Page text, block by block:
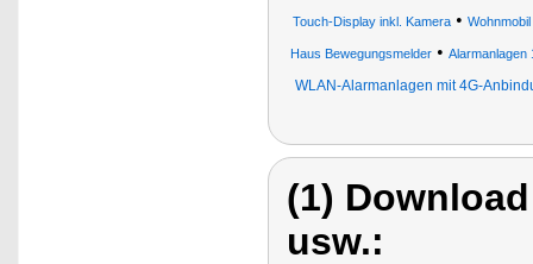
Touch-Display inkl. Kamera•
Haus Bewegungsmelder• Alarmanlagen
WLAN-Alarmanlagen mit 4G-
(1)
usw.: